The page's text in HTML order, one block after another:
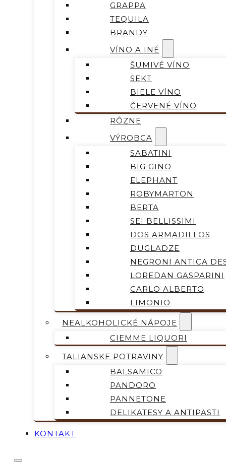
GRAPPA
TEQUILA
BRANDY
VÍNO A INÉ
ŠUMIVÉ VÍNO
SEKT
BIELE VÍNO
ČERVENÉ VÍNO
RÔZNE
VÝROBCA
SABATINI
BIG GINO
ELEPHANT
ROBYMARTON
BERTA
SEI BELLISSIMI
DOS ARMADILLOS
DUGLADZE
NEGRONI ANTICA
LOREDAN GASPARINI
CARLO ALBERTO
LIMONIO
NEALKOHOLICKÉ NÁPOJE
CIEMME LIQUORI
TALIANSKE POTRAVINY
BALSAMICO
PANDORO
PANNETONE
DELIKATESY A ANTIPASTI
KONTAKT